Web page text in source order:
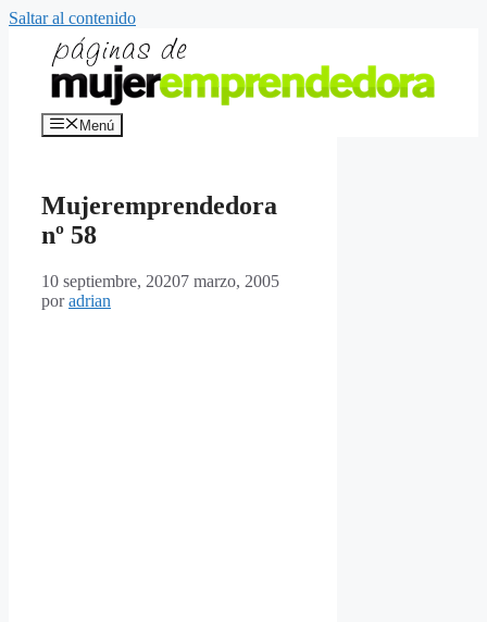
Saltar al contenido
Menú
Mujeremprendedora
nº 58
10 septiembre, 20207 marzo, 2005
poradrian